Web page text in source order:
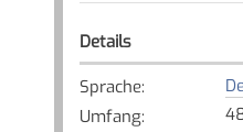
Details
Sprache:
Umfang: